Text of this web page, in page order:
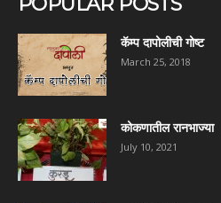
कॅम्प दापोलीची गोष्ट
March 25, 2018
कोकणातील रानभाज्या
July 10, 2021